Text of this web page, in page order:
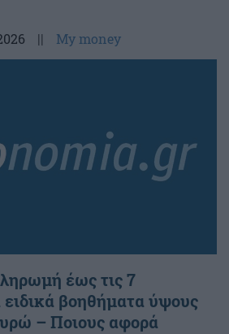
|| My money
έως τις 7
βοηθήματα ύψους
– Ποιους αφορά